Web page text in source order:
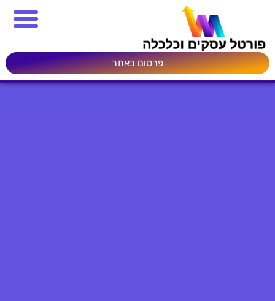
פרסום באתר